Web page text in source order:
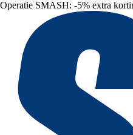
Operatie SMASH: -5% extra